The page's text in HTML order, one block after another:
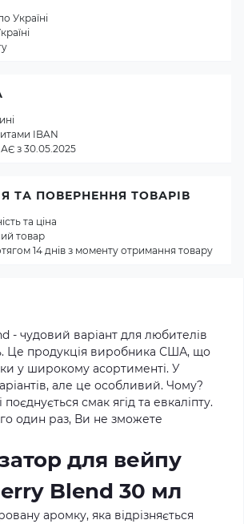
- чудовий варіант для любителів
Це продукція виробника США, що
у широкому асортименті. У
але це особливий. Чому?
смак ягід та евкаліпту.
один раз, Ви не зможете
для вейпу
Blend 30 мл
аромку, яка відрізняється
Україні
IBAN
з 30.05.2025
ТА ПОВЕРНЕННЯ ТОВАРІВ
та ціна
товар
14 днів з моменту отримання товару